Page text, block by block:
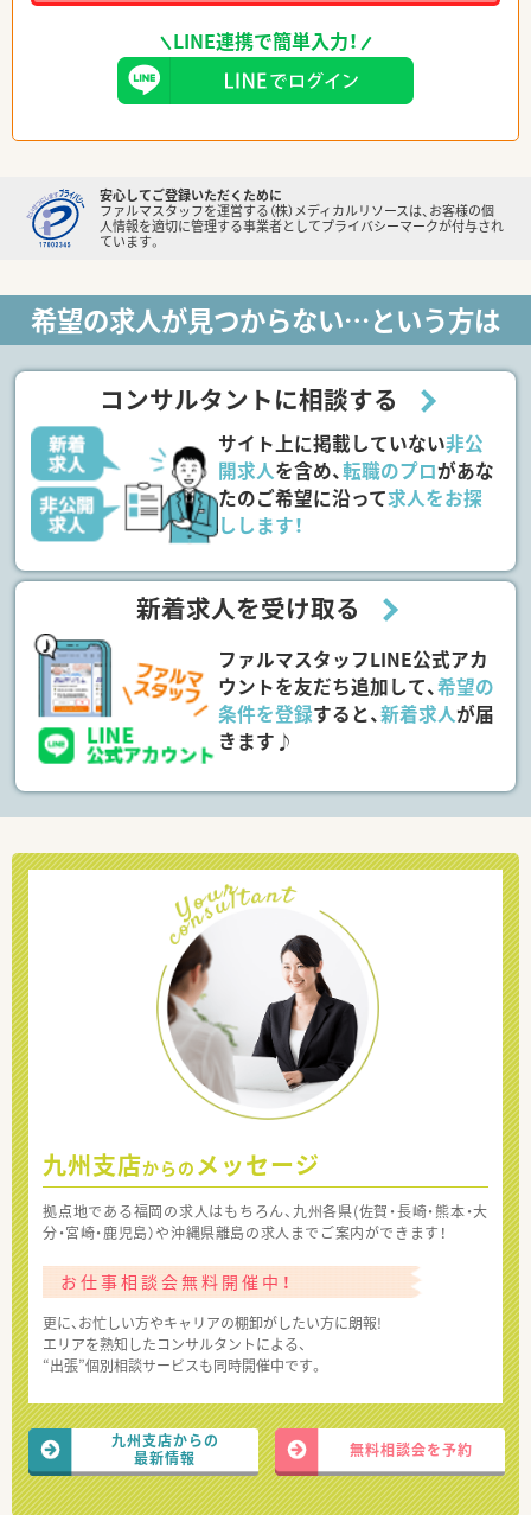
LINE連携で簡単入力！
安心してご登録いただくために
ファルマスタッフを運営する（株）メディカルリソースは、お客様の個
人情報を適切に管理する事業者としてプライバシーマークが付与され
ています。
希望の求人が見つからない…という方は
コンサルタントに相談する
サイト上に掲載していない非公
開求人を含め、転職のプロがあな
たのご希望に沿って求人をお探
しします！
新着求人を受け取る
ファルマスタッフLINE公式アカ
ウントを友だち追加して、希望の
条件を登録すると、新着求人が届
きます♪
九州支店からの メッセージ
拠点地である福岡の求人はもちろん、九州各県(佐賀・長崎・熊本・大
分・宮崎・鹿児島）や沖縄県離島の求人までご案内ができます！
お仕事相談会無料開催中！
更に、お忙しい方やキャリアの棚卸がしたい方に朗報!
エリアを熟知したコンサルタントによる、
“出張”個別相談サービスも同時開催中です。
九州支店からの
最新情報
無料相談会を予約